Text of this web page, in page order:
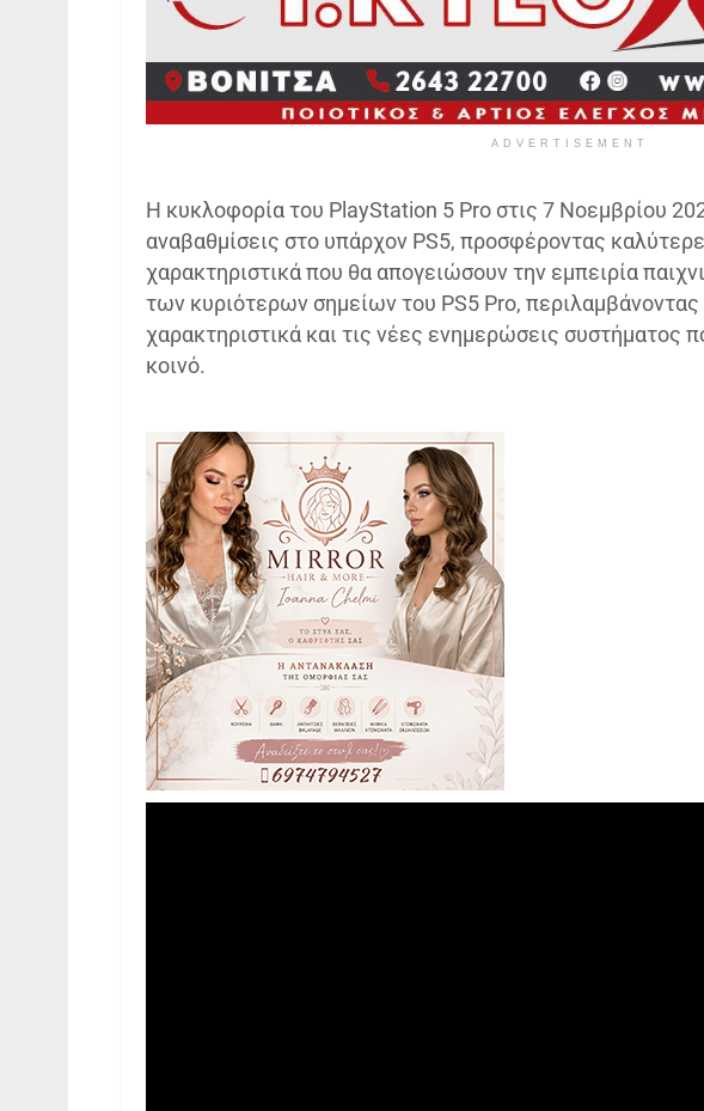
ADVERTISEMENT
Η κυκλοφορία του PlayStation 5 Pro στις 7 Νοεμβρίου
αναβαθμίσεις στο υπάρχον PS5, προσφέροντας
χαρακτηριστικά που θα απογειώσουν την εμπειρία
των κυριότερων σημείων του PS5 Pro, περιλαμβάνοντας
χαρακτηριστικά και τις νέες ενημερώσεις συστήματος
κοινό.